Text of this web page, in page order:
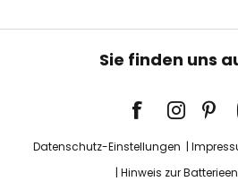
Sie finden uns
Datenschutz-Einstellungen
Hinweis zur